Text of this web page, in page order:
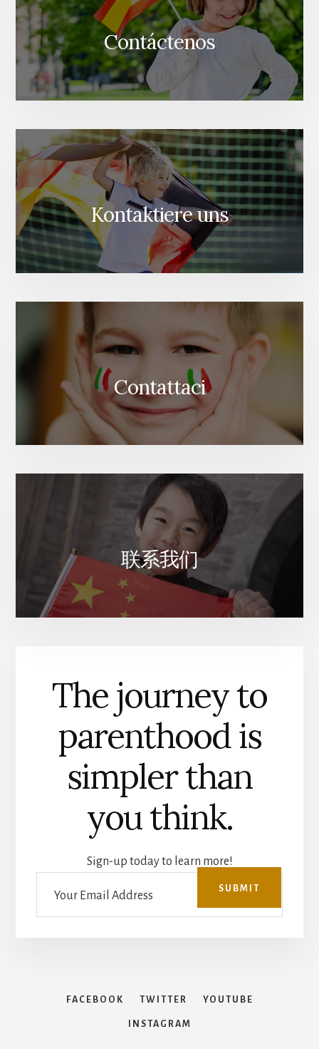
Contáctenos
Kontaktiere uns
Contattaci
联系我们
The journey to
parenthood is
simpler than
you think.
Sign-up today to learn more!
FACEBOOK TWITTER YOUTUBE
INSTAGRAM